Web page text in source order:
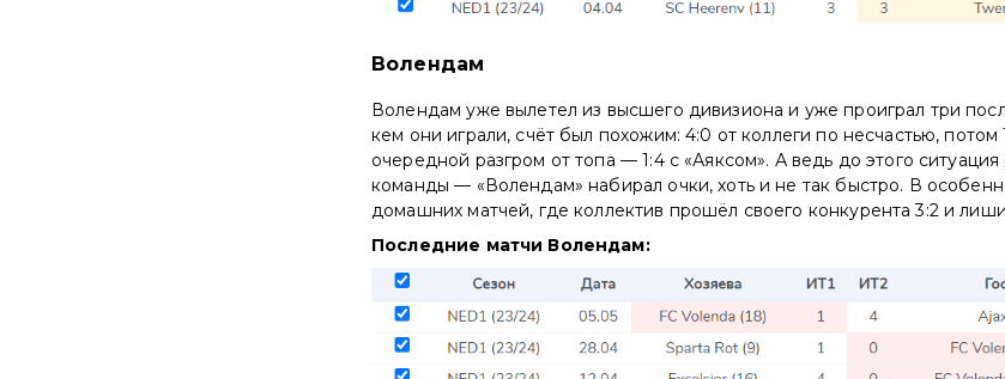
Волендам
Волендам уже вылетел из высшего дивизиона и уже проиграл три
кем они играли, счёт был похожим: 4:0 от коллеги по несчастью, потом
очередной разгром от топа — 1:4 с «Аяксом». А ведь до этого ситуация
команды — «Волендам» набирал очки, хоть и не так быстро. В
домашних матчей, где коллектив прошёл своего конкурента 3:2 и
Последние матчи Волендам: